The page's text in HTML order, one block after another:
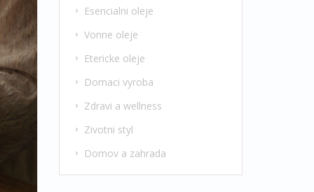
Esencialni oleje
Vonne oleje
Etericke oleje
Domaci vyroba
Zdravi a wellness
Zivotni styl
Domov a zahrada